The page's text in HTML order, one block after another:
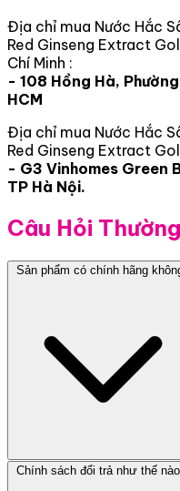
Địa chỉ mua Nước Hắc
Red Ginseng Extract
Chí Minh :
- 108 Hồng Hà,
HCM
Địa chỉ mua Nước Hắc
Red Ginseng Extract
- G3 Vinhomes Green
TP Hà Nội.
Câu Hỏi
Sản phẩm có chính hãng
Chính sách đổi trả như thế